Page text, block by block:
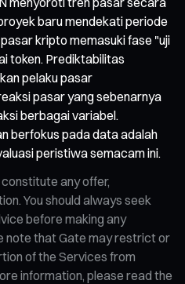
baru mendekati periode
kripto memasuki fase "uji
token. Prediktabilitas
pelaku pasar
pasar yang sebenarnya
berbagai variabel.
berfokus pada data adalah
peristiwa semacam ini.
any offer,
You should always seek
before making any
note that Gate may restrict or
of the Services from
information, please read the